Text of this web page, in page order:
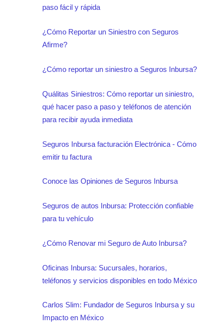
paso fácil y rápida
¿Cómo Reportar un Siniestro con Seguros
Afirme?
¿Cómo reportar un siniestro a Seguros Inbursa?
Quálitas Siniestros: Cómo reportar un siniestro,
qué hacer paso a paso y teléfonos de atención
para recibir ayuda inmediata
Seguros Inbursa facturación Electrónica - Cómo
emitir tu factura
Conoce las Opiniones de Seguros Inbursa
Seguros de autos Inbursa: Protección confiable
para tu vehículo
¿Cómo Renovar mi Seguro de Auto Inbursa?
Oficinas Inbursa: Sucursales, horarios,
teléfonos y servicios disponibles en todo México
Carlos Slim: Fundador de Seguros Inbursa y su
Impacto en México